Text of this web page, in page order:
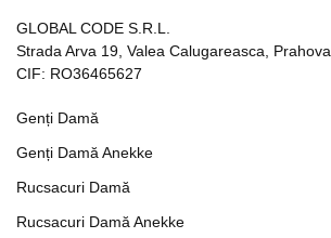
GLOBAL CODE S.R.L.
Strada Arva 19, Valea Calugareasca, Prahova
CIF: RO36465627
Genți Damă
Genți Damă Anekke
Rucsacuri Damă
Rucsacuri Damă Anekke